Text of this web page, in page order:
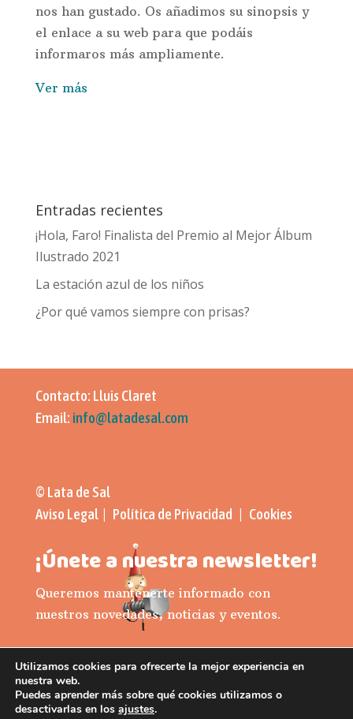
nos han gustado. Os añadimos su sinopsis y
el enlace a su web para que podáis
informaros más ampliamente.
Ver más
Entradas recientes
¡Hola, Faro! Finalista del Premio al Mejor Álbum
Ilustrado 2021
La estación azul de los niños
¿Por qué vamos siempre con prisas?
Contacto: Lluis Claret
Email: info@latadesal.com
© Lata de Sal
Aviso Legal | Política de Privacidad | Cookies
¡Únete a nuestra newsletter!
Queremos mantenerte informado con
nuestros novedades, noticias y eventos.
Suscribirse
Utilizamos cookies para ofrecerte la mejor experiencia en
nuestra web.
Puedes aprender más sobre qué cookies utilizamos o
desactivarlas en los ajustes.